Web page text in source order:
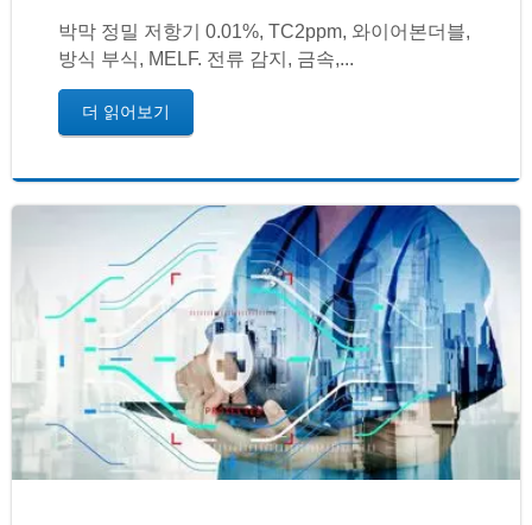
박막 정밀 저항기 0.01%, TC2ppm, 와이어본더블,
방식 부식, MELF. 전류 감지, 금속,...
더 읽어보기